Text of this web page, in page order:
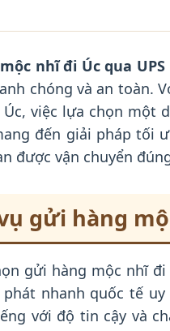
nhĩ đi Úc qua UPS
chóng và an toàn.
Úc, việc lựa chọn một
đến giải pháp tối
được vận chuyển
gửi hàng
gửi hàng mộc nhĩ
phát nhanh quốc tế
với độ tin cậy và